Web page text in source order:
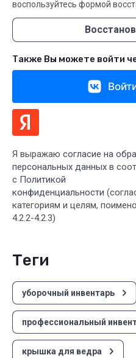
воспользуйтесь формой
Также Вы можете войти
Я выражаю согласие на
персональных данных в
с Политикой
конфиденциальности
категориям и целям,
4.2.2-4.2.3)
теги
уборочный инвентарь
профессиональный
крышка для ведра